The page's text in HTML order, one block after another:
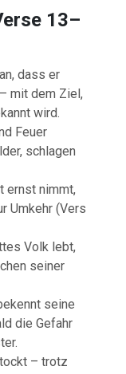
13–
dass er
mit dem Ziel,
wird.
Feuer
schlagen
ernst nimmt,
Umkehr (Vers
Volk lebt,
seiner
seine
die Gefahr
– trotz